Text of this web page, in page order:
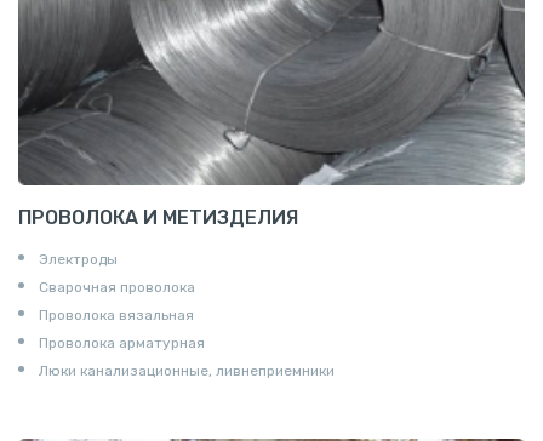
ПРОВОЛОКА И МЕТИЗДЕЛИЯ
Электроды
Сварочная проволока
Проволока вязальная
Проволока арматурная
Люки канализационные, ливнеприемники